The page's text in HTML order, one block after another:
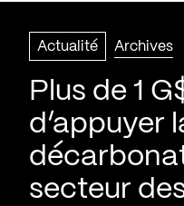
Actualité Archives
Plus de 1
d’appuyer
secteur